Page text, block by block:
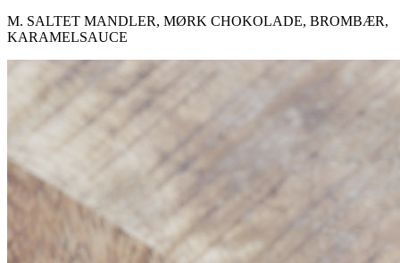
M. SALTET MANDLER, MØRK CHOKOLADE, BROMBÆR,
KARAMELSAUCE